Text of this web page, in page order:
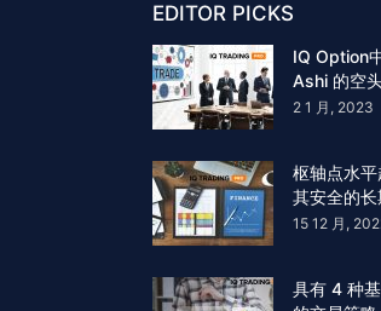
EDITOR PICKS
IQ Option
Ashi 的空
2 1 月, 2023
枢轴点水
其安全的
15 12 月,
具有 4 种